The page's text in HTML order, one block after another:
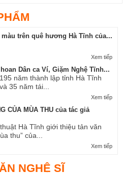
trên quê hương Hà Tĩnh của...
Xem tiếp
Dân ca Ví, Giặm Nghệ Tĩnh...
năm thành lập tỉnh Hà Tĩnh
35 năm tái...
Xem tiếp
CỦA MÙA THU của tác giả
Hà Tĩnh giới thiệu tản văn
thu” của...
Xem tiếp
NGHỆ SĨ